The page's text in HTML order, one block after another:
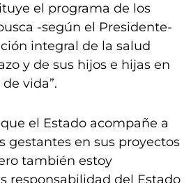
el programa de los
-según el Presidente-
integral de la salud
y de sus hijos e hijas en
vida”.
el Estado acompañe a
gestantes en sus proyectos
también estoy
responsabilidad del Estado